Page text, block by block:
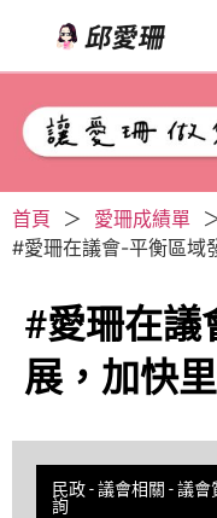
首頁 ＞ 愛珊成績單
#愛珊在議會-平衡區域
#愛珊在議
展，加快
民政-議會相關 -議會
詢